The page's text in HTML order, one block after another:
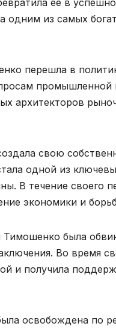
одним из самых
перешла в
промышленной
архитекторов
свою
одной из
В течение своего
экономики и
была
Во время
и получила
освобождена по